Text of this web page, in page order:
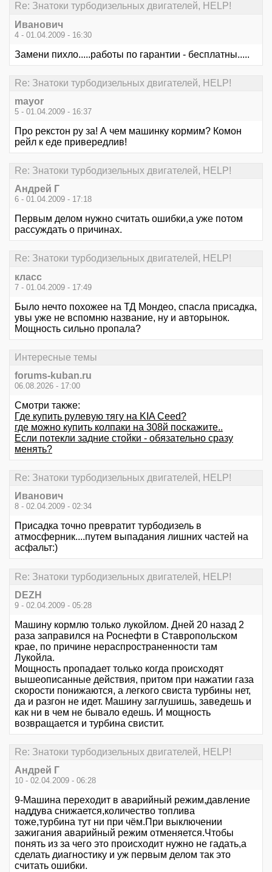
Re: Знатоки турбодизельных двигателей, HELP!
Иванович
4 - 01.04.2009 - 16:30
Замени пихло.....работы по гарантии - бесплатны.....
Re: Знатоки турбодизельных двигателей, HELP!
mayor
5 - 01.04.2009 - 16:37
Про рекстон ру за! А чем машинку кормим? Комон
рейл к еде привередлив!
Re: Знатоки турбодизельных двигателей, HELP!
Андрей Г
6 - 01.04.2009 - 17:18
Первым делом нужно считать ошибки,а уже потом
рассуждать о причинах.
Re: Знатоки турбодизельных двигателей, HELP!
класс
7 - 01.04.2009 - 17:49
Было нечто похожее на ТД Мондео, спасла присадка,
увы уже не вспомню название, ну и авторынок.
Мощность сильно пропала?
Интересные темы
forums-kuban.ru
06.08.2026 - 17:00
Смотри также:
Где купить рулевую тягу на KIA Ceed?
где можно купить колпаки на 308й поскажите..
Если потекли задние стойки - обязательно сразу
менять?
Re: Знатоки турбодизельных двигателей, HELP!
Иванович
8 - 02.04.2009 - 02:34
Присадка точно превратит турбодизель в
атмосферник....путем выпадания лишних частей на
асфальт:)
Re: Знатоки турбодизельных двигателей, HELP!
DEZH
9 - 02.04.2009 - 05:28
Машину кормлю только лукойлом. Дней 20 назад 2
раза заправился на Роснефти в Ставропольском
крае, по причине нераспространенности там
Лукойла.
Мощность пропадает только когда происходят
вышеописанные действия, притом при нажатии газа
скорости понижаются, а легкого свиста турбины нет,
да и разгон не идет. Машину заглушишь, заведешь и
как ни в чем не бывало едешь. И мощность
возвращается и турбина свистит.
Re: Знатоки турбодизельных двигателей, HELP!
Андрей Г
10 - 02.04.2009 - 06:28
9-Машина переходит в аварийный режим,давление
наддува снижается,количество топлива
тоже,турбина тут ни при чём.При выключении
зажигания аварийный режим отменяется.Чтобы
понять из за чего это происходит нужно не гадать,а
сделать диагностику и уж первым делом так это
считать ошибки.